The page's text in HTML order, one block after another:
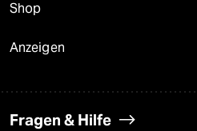
Shop
Anzeigen
Fragen & Hilfe